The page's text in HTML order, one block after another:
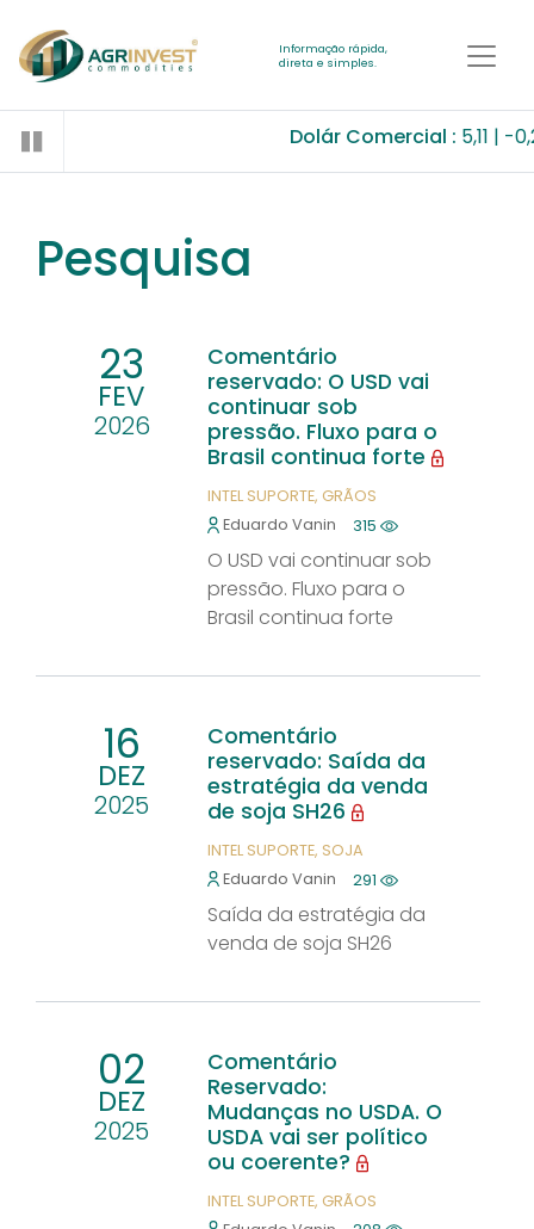
Informação rápida,
direta e simples.
Dolár Comercial :5,11 -0,23
Pesquisa
23
FEV
2026
Comentário
reservado: O USD vai
continuar sob
pressão. Fluxo para o
Brasil continua forte
INTEL SUPORTE GRÃOS
Eduardo Vanin
315
O USD vai continuar sob
pressão. Fluxo para o
Brasil continua forte
16
DEZ
2025
Comentário
reservado: Saída da
estratégia da venda
de soja SH26
INTEL SUPORTE SOJA
Eduardo Vanin
291
Saída da estratégia da
venda de soja SH26
02
DEZ
2025
Comentário
Reservado:
Mudanças no USDA. O
USDA vai ser político
ou coerente?
INTEL SUPORTE GRÃOS